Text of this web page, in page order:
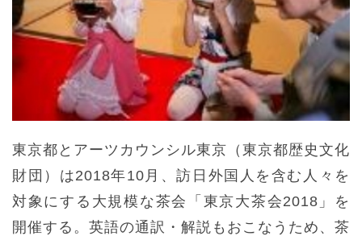
東京都とアーツカウンシル東京（東京都歴史文化
財団）は2018年10月、訪日外国人を含む人々を
対象にする大規模な茶会「東京大茶会2018」を
開催する。英語の通訳・解説もおこなうため、茶